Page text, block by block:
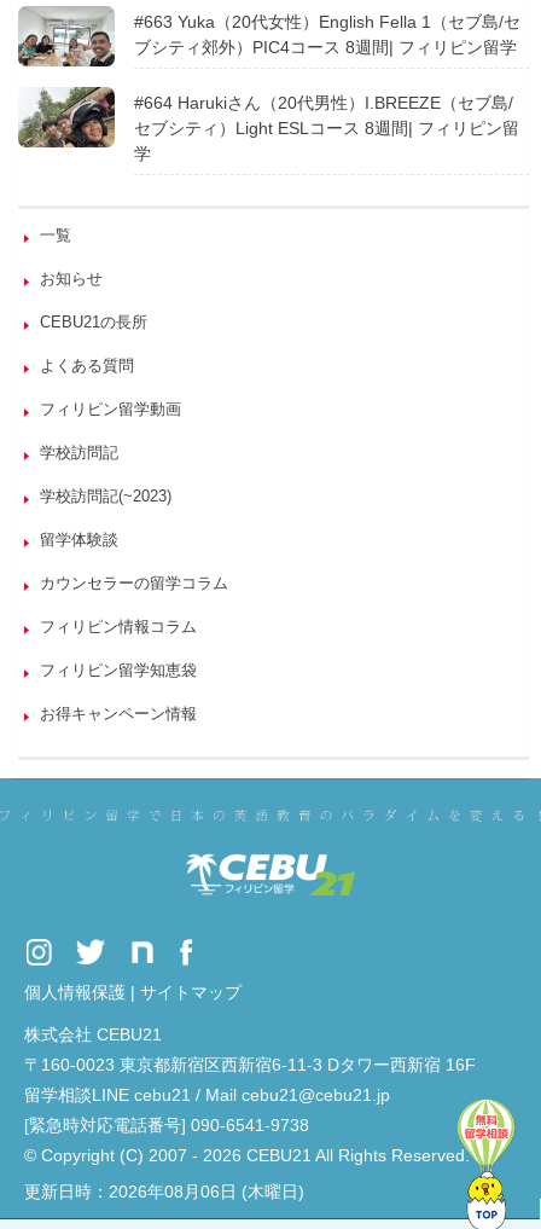
#663 Yuka（20代女性）English Fella 1（セブ島/セ
ブシティ郊外）PIC4コース 8週間| フィリピン留学
#664 Harukiさん（20代男性）I.BREEZE（セブ島/
セブシティ）Light ESLコース 8週間| フィリピン留
学
一覧
お知らせ
CEBU21の長所
よくある質問
フィリピン留学動画
学校訪問記
学校訪問記(~2023)
留学体験談
カウンセラーの留学コラム
フィリピン情報コラム
フィリピン留学知恵袋
お得キャンペーン情報
個人情報保護 | サイトマップ
株式会社 CEBU21
〒160-0023 東京都新宿区西新宿6-11-3 Dタワー西新宿 16F
留学相談LINE cebu21 / Mail cebu21@cebu21.jp
[緊急時対応電話番号] 090-6541-9738
© Copyright (C) 2007 - 2026 CEBU21 All Rights Reserved.
更新日時：2026年08月06日 (木曜日)